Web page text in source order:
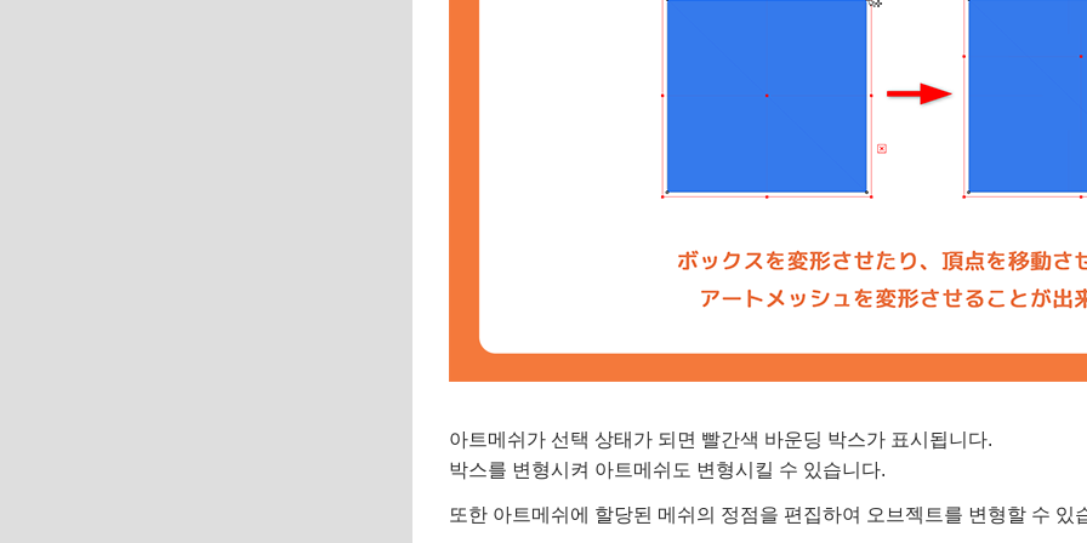
아트메쉬가 선택 상태가 되면 빨간색 바운딩 박스가 표시됩니다.
박스를 변형시켜 아트메쉬도 변형시킬 수 있습니다.
또한 아트메쉬에 할당된 메쉬의 정점을 편집하여 오브젝트를 변형할 수 있